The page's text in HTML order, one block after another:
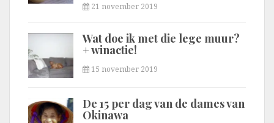
21 november 2019
Wat doe ik met die lege muur?
+ winactie!
15 november 2019
De 15 per dag van de dames van
Okinawa